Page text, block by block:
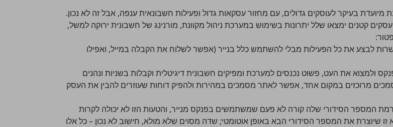
בעיקר לעוסקים גדולים, עם מחזור עסקאות גדול ופעילות חשבונאית ענפה, אבל זה לא נכון.
קטנים ימצאו שלל יתרונות בשימוש במערכת ניהול מקוונת, מורנינג של חשבונית ירוקה למשל,
לבצע את כל הפעילות מבלי להשתמש כלל בנייר (אפשר לשלוח את הקבלה במייל, ואפילו
ולמצוא את העט, פשוט נכנסים למערכת ומפיקים חשבונית דיגיטלית וקבלות בשניות ונהנים
מרוכזים במקום אחד, אפשר לאתר מסמכים במהירות ולהפיק דוחות שעוזרים להבין את העסק
המספר הסידורי שלה קורה לא פעם שמשתמשים בפנקס מנייר, והטעות הזו לא יכולה לקרות
שיוצרת את המספר הסידורי הבא באופן אוטומטי; שדה מסוים שלא מולא, חישוב לא נכון – כל אלו